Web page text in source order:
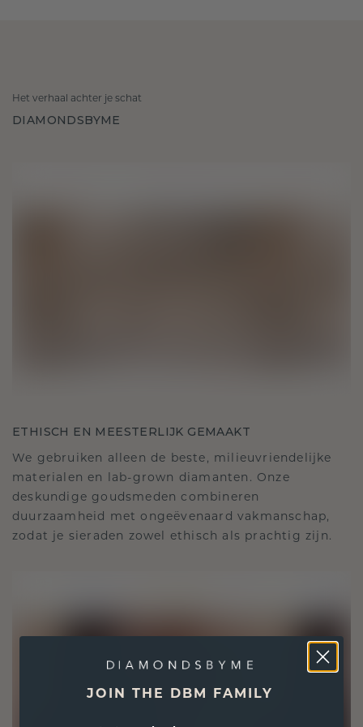
Het verhaal achter je schat
DIAMONDSBYME
ETHISCH EN MEESTERLIJK GEMAAKT
We gebruiken alleen de beste, milieuvriendelijke
materialen en lab-grown diamanten. Onze
deskundige goudsmeden combineren
duurzaamheid met ongeëvenaard vakmanschap,
zodat je sieraden zowel ethisch als prachtig zijn.
JOIN THE DBM FAMILY